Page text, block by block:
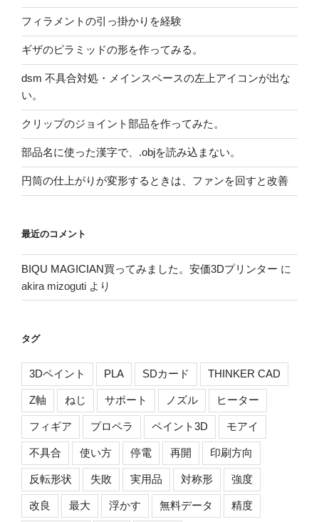
フィラメントの引っ掛かりを経験
ギザのピラミッドの形を作ってみる。
dsm 不具合対処・メインスペースの左上アイコンが出な
い。
クリップのジョイント部品を作ってみた。
部品名に使った漢字で、.objを読み込まない。
円筒の仕上がりが変形するときは、ファンを回すと改善
最近のコメント
BIQU MAGICIAN買ってみました。安価3Dプリンター に
akira mizoguti より
タグ
3Dペイント PLA SDカード THINKER CAD
Z軸 ねじ サポート ノズル ヒーター
フィギア プロペラ ペイント3D モアイ
不具合 使い方 停電 再開 印刷方向
反転形状 失敗 実用品 対称形 強度
改良 最大 浮かす 無料データ 精度